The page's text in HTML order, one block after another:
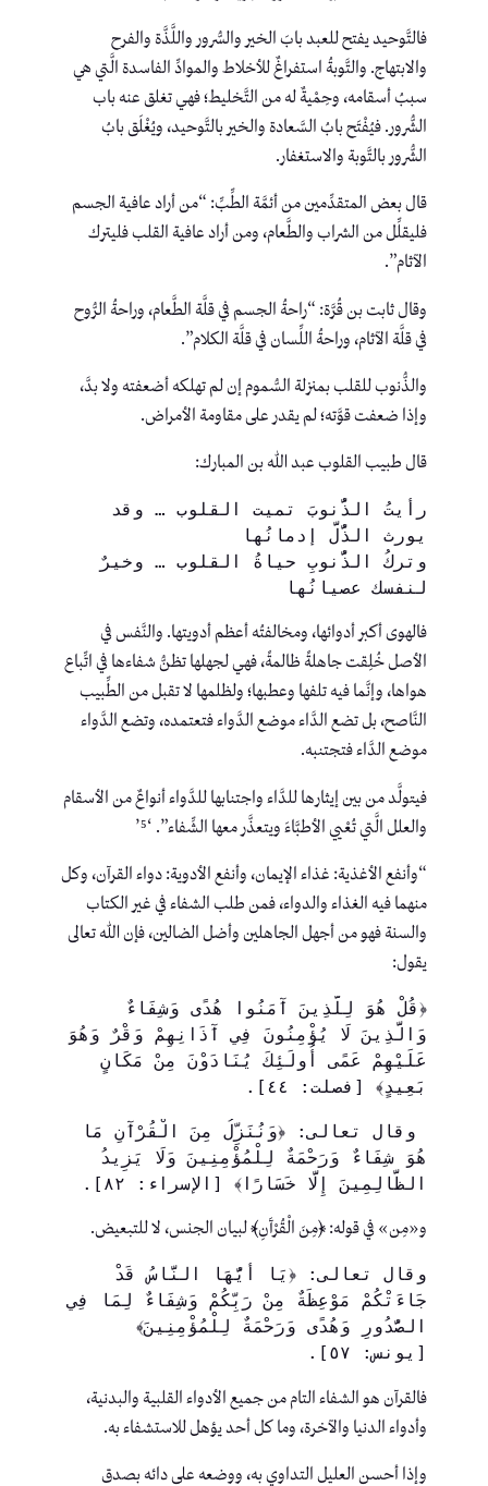
فالتَّوحيد يفتح للعبد بابَ الخير والسُّرور واللَّذَّة والفرح
والابتهاج. والتَّوبةُ استفراغٌ للأخلاط والموادِّ الفاسدة الَّتي هي
سببُ أسقامه، وحِمْيةٌ له من التَّخليط؛ فهي تغلق عنه باب
الشُّرور. فيُفْتَح بابُ السَّعادة والخير بالتَّوحيد، ويُغْلَق بابُ
الشُّرور بالتَّوبة والاستغفار.
قال بعض المتقدِّمين من أئمَّة الطِّبِّ: “من أراد عافية الجسم
فليقلِّل من الشراب والطَّعام، ومن أراد عافية القلب فليترك
الآثام”.
وقال ثابت بن قُرَّة: “راحةُ الجسم في قلَّة الطَّعام، وراحةُ الرُّوح
في قلَّة الآثام، وراحةُ اللِّسان في قلَّة الكلام”.
والذُّنوب للقلب بمنزلة السُّموم إن لم تهلكه أضعفته ولا بدَّ،
وإذا ضعفت قوَّته؛ لم يقدر على مقاومة الأمراض.
قال طبيب القلوب عبد الله بن المبارك:
يورث الذُّلَّ إدمانُها
لنفسك عصيانُها
فالهوى أكبر أدوائها، ومخالفتُه أعظم أدويتها. والنَّفس في
الأصل خُلِقت جاهلةً ظالمةً، فهي لجهلها تظنُّ شفاءها في اتِّباع
هواها، وإنَّما فيه تلفها وعطبها؛ ولظلمها لا تقبل من الطِّبيب
النَّاصح، بل تضع الدَّاء موضع الدَّواء فتعتمده، وتضع الدَّواء
موضع الدَّاء فتجتنبه.
فيتولَّد من بين إيثارها للدَّاء واجتنابها للدَّواء أنواعٌ من الأسقام
والعلل الَّتي تُعْيي الأطبَّاءَ ويتعذَّر معها الشِّفاء”. ‘⁵’
“وأنفع الأغذية: غذاء الإيمان، وأنفع الأدوية: دواء القرآن، وكل
منهما فيه الغذاء والدواء، فمن طلب الشفاء في غير الكتاب
والسنة فهو من أجهل الجاهلين وأضل الضالين، فإن الله تعالى
يقول:
بَعِيدٍ﴾ [فصلت: ٤٤].
الظَّالِمِينَ إِلَّا خَسَارًا﴾ [الإسراء: ٨٢].
و«مِن» في قوله: ﴿مِنَ الْقُرْآَنِ﴾ لبيان الجنس، لا للتبعيض.
جَاءَتْكُمْ مَوْعِظَةٌ مِنْ رَبِّكُمْ وَشِفَاءٌ لِمَا فِي
[يونس: ٥٧].
فالقرآن هو الشفاء التام من جميع الأدواء القلبية والبدنية،
وأدواء الدنيا والآخرة، وما كل أحد يؤهل للاستشفاء به.
وإذا أحسن العليل التداوي به، ووضعه على دائه بصدق